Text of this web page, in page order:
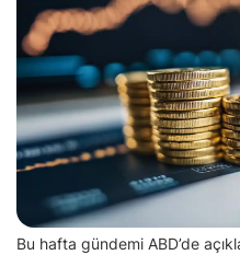
Bu hafta gündemi ABD’de